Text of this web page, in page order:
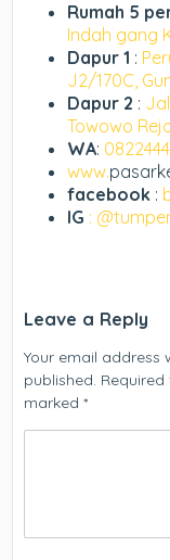
Rumah 5
Indah gang
Dapur 1 :
J2/170C,
Dapur 2 :
Towowo
WA:
www.
facebook :
IG :
Leave a Reply
Your email address
published.
marked*